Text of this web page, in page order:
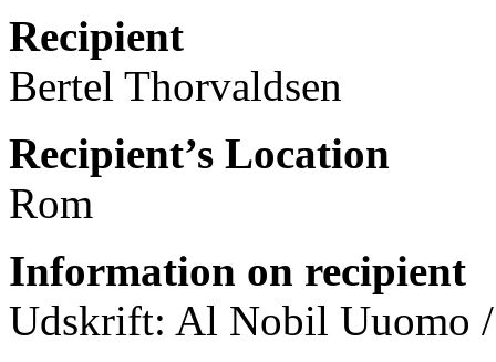
Recipient
Bertel Thorvaldsen
Recipient’s Location
Rom
Information on recipient
Udskrift: Al Nobil Uuomo